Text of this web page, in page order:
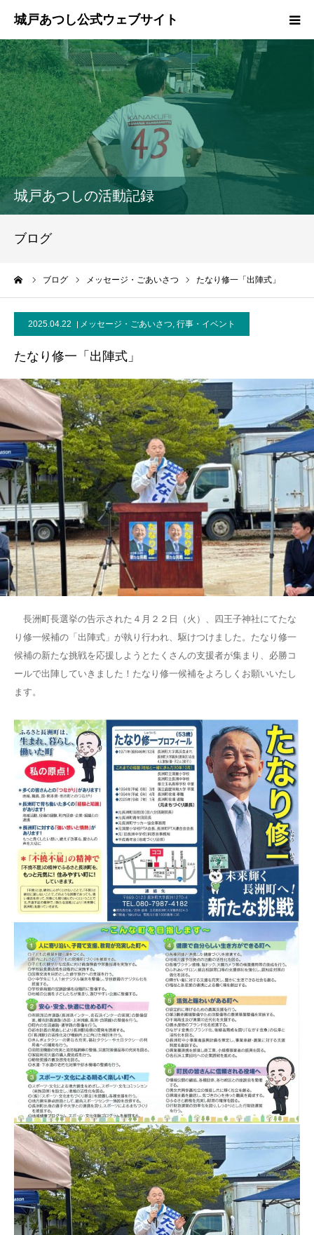
城戸あつしの活動記録
ブログ
ブログ メッセージ・ごあいさつ たなり修一「出陣式」
2025.04.22 メッセージ・ごあいさつ, 行事・イベント
たなり修一「出陣式」
長洲町長選挙の告示された４月２２日（火）、四王子神社にてたな
り修一候補の「出陣式」が執り行われ、駆けつけました。たなり修一
候補の新たな挑戦を応援しようとたくさんの支援者が集まり、必勝コ
ールで出陣していきました！たなり修一候補をよろしくお願いいたし
ます。
ホーム
ご挨拶
プロフィール
政策
ブログ
事務所案内